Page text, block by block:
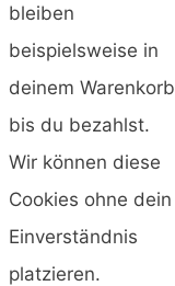
bleiben
beispielsweise in
deinem Warenkorb
bis du bezahlst.
Wir können diese
Cookies ohne dein
Einverständnis
platzieren.